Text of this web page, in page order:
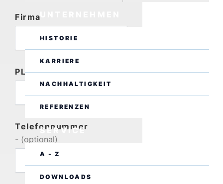
HISTORIE
KARRIERE
NACHHALTIGKEIT
REFERENZEN
SERVICE
A - Z
DOWNLOADS
Firma
PLZ- (optional)
Telefonnummer
- (optional)